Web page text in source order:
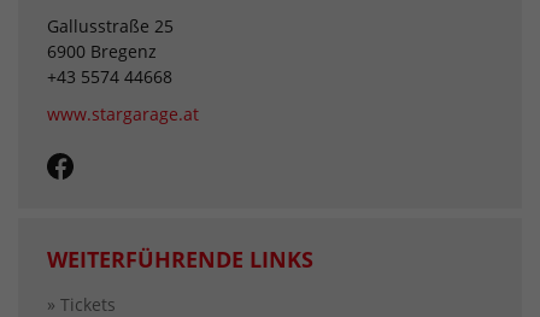
Gallusstraße 25
6900 Bregenz
+43 5574 44668
www.stargarage.at
WEITERFÜHRENDE LINKS
» Tickets